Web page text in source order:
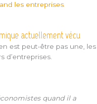
les entreprises
actuellement vécu
est peut-être pas une, les
d’entreprises.
quand il a